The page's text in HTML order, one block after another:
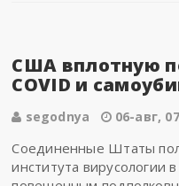
США вплотную
COVID и
segodnya 06-авг,
Соединенные Штаты
института вирусологии